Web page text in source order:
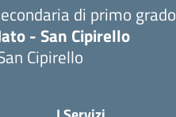
di primo grado
- San Cipirello
Cipirello